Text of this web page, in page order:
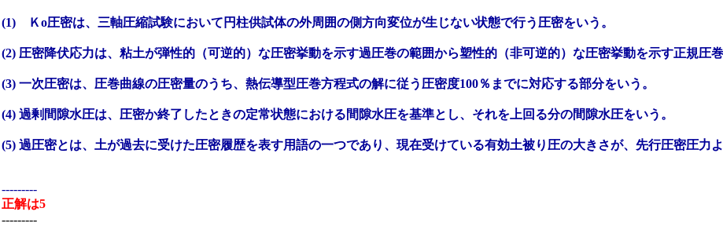
(1) Ｋo圧密は、三軸圧縮試験において円柱供試体の外周囲の側方向変位が生じない状態で行う圧密をいう。
(2) 圧密降伏応力は、粘土が弾性的（可逆的）な圧密挙動を示す過圧巻の範囲から塑性的（非可逆的）な圧密挙動を示す正規圧
(3) 一次圧密は、圧巻曲線の圧密量のうち、熱伝導型圧巻方程式の解に従う圧密度100％までに対応する部分をいう。
(4) 過剰間隙水圧は、圧密か終了したときの定常状態における間隙水圧を基準とし、それを上回る分の間隙水圧をいう。
(5) 過圧密とは、土が過去に受けた圧密履歴を表す用語の一つであり、現在受けている有効土被り圧の大きさが、先行圧密圧力
---------
正解は5
---------